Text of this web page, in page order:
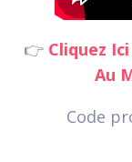
👉 Cliquez
Au
Code